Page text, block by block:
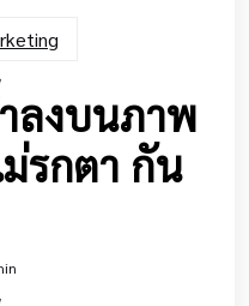
ลงบนภาพ
รกตา กัน